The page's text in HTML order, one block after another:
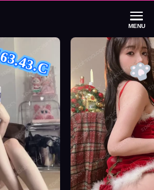
MENU
照片展示與影片介紹